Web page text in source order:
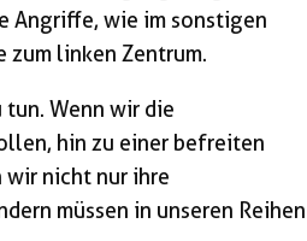
Angriffe, wie im sonstigen
zum linken Zentrum.
Wenn wir die
hin zu einer befreiten
nicht nur ihre
müssen in unseren Reihen